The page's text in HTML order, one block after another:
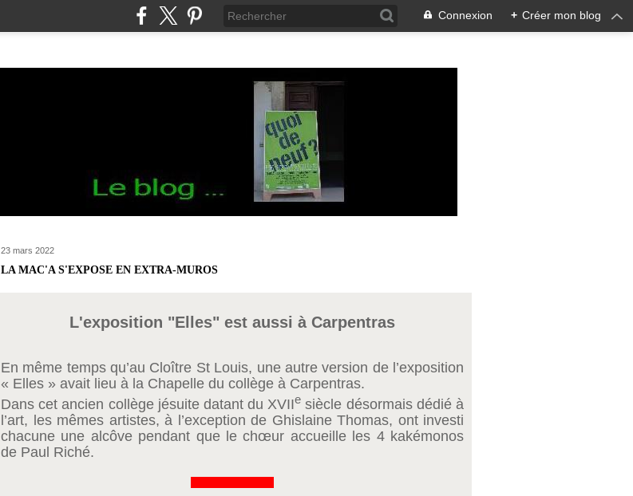
Connexion + Créer mon blog
23 mars 2022
LA MAC'A S'EXPOSE EN EXTRA-MUROS
L'exposition "Elles" est aussi à Carpentras
En même temps qu’au Cloître St Louis, une autre version de l’exposition
« Elles » avait lieu à la Chapelle du collège à Carpentras.
Dans cet ancien collège jésuite datant du XVIIe siècle désormais dédié à
l’art, les mêmes artistes, à l’exception de Ghislaine Thomas, ont investi
chacune une alcôve pendant que le chœur accueille les 4 kakémonos
de Paul Riché.